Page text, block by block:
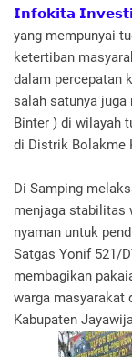
𝗜𝗻𝗳𝗼𝗸𝗶𝘁𝗮
yang mempunyai
ketertiban
dalam percepatan
salah satunya
Binter ) di wilayah
di Distrik Bolakme
Di Samping
menjaga stabilitas
nyaman untuk
Satgas Yonif 521/
membagikan
warga masyarakat
Kabupaten